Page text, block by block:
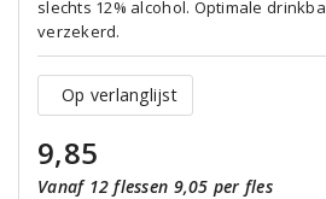
slechts 12% alcohol. Optimale
verzekerd.
Op verlanglijst
9,85
Vanaf 12 flessen 9,05 per fles